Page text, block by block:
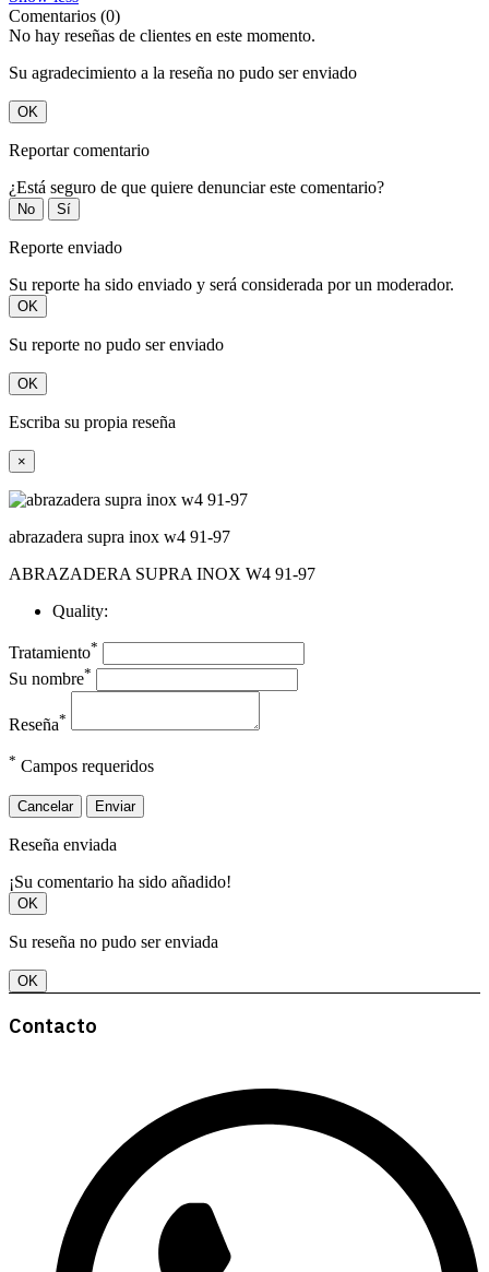
Comentarios (0)
No hay reseñas de clientes en este momento.
Su agradecimiento a la reseña no pudo ser enviado
OK
Reportar comentario
¿Está seguro de que quiere denunciar este comentario?
No Sí
Reporte enviado
Su reporte ha sido enviado y será considerada por un moderador.
OK
Su reporte no pudo ser enviado
OK
Escriba su propia reseña
×
abrazadera supra inox w4 91-97
ABRAZADERA SUPRA INOX W4 91-97
Quality:
Tratamiento*
Su nombre*
Reseña*
* Campos requeridos
Cancelar Enviar
Reseña enviada
¡Su comentario ha sido añadido!
OK
Su reseña no pudo ser enviada
OK
Contacto